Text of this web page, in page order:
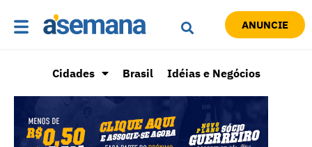
ANUNCIE
Cidades Brasil Idéias e Negócios